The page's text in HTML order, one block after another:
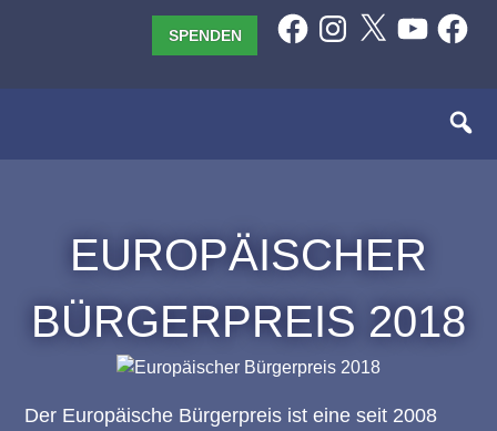
FacebookInstagram
X YouTube
SPENDEN
EUROPÄISCHER
BÜRGERPREIS 2018
Der Europäische Bürgerpreis ist eine seit 2008